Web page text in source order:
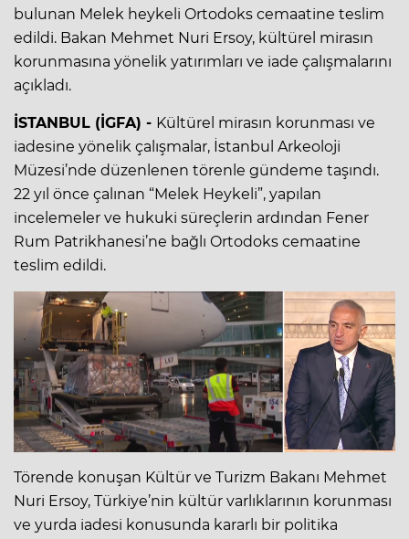
bulunan Melek heykeli Ortodoks cemaatine teslim
edildi. Bakan Mehmet Nuri Ersoy, kültürel mirasın
korunmasına yönelik yatırımları ve iade çalışmalarını
açıkladı.
İSTANBUL (İGFA) - Kültürel mirasın korunması ve
iadesine yönelik çalışmalar, İstanbul Arkeoloji
Müzesi’nde düzenlenen törenle gündeme taşındı.
22 yıl önce çalınan “Melek Heykeli”, yapılan
incelemeler ve hukuki süreçlerin ardından Fener
Rum Patrikhanesi’ne bağlı Ortodoks cemaatine
teslim edildi.
Törende konuşan Kültür ve Turizm Bakanı Mehmet
Nuri Ersoy, Türkiye’nin kültür varlıklarının korunması
ve yurda iadesi konusunda kararlı bir politika